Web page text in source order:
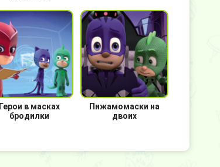
Герои в масках
бродилки
Пижамомаски на
двоих